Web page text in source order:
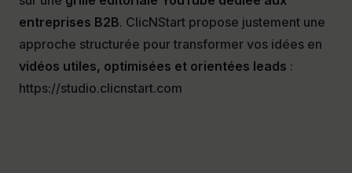
entreprises B2B. ClicNStart propose justement une
approche structurée pour transformer vos idées en
vidéos utiles, optimisées et orientées leads :
https://studio.clicnstart.com